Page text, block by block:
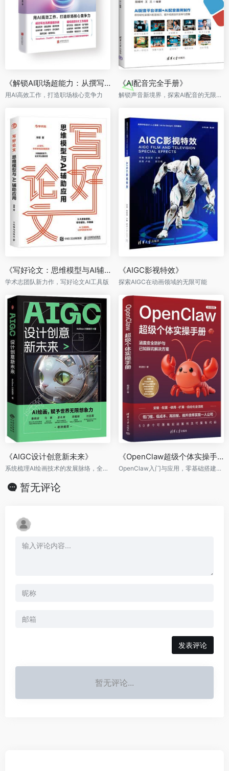
《解锁AI职场超能力：从撰写提示词到9大场景应用》
用AI高效工作，打造职场核心竞争力
《AI配音完全手册》
解锁声音新境界，探索AI配音的无限可能，开启智能配音新时代！
《写好论文：思维模型与AI辅助应用》
学术志团队新力作，写好论文AI工具版
《AIGC影视特效》
探索AIGC在动画领域的无限可能
《AIGC设计创意新未来》
系统梳理AI绘画技术的发展脉络，全景展现AI绘画产业应用及前景
《OpenClaw超级个体实操手册》
OpenClaw入门与应用，零基础搭建AI超级个体工作流
暂无评论
发表评论
暂无评论...